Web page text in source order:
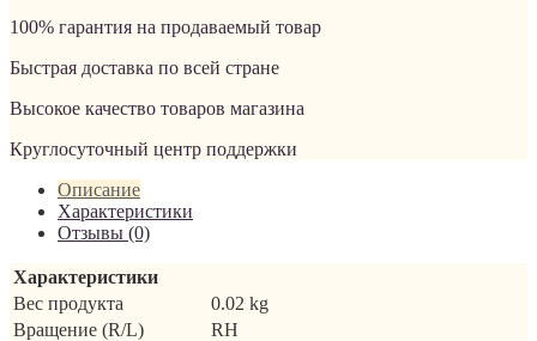
100% гарантия на продаваемый товар
Быстрая доставка по всей стране
Высокое качество товаров магазина
Круглосуточный центр поддержки
Описание
Характеристики
Отзывы (0)
Характеристики
Вес продукта
0.02 kg
Вращение (R/L)
RH